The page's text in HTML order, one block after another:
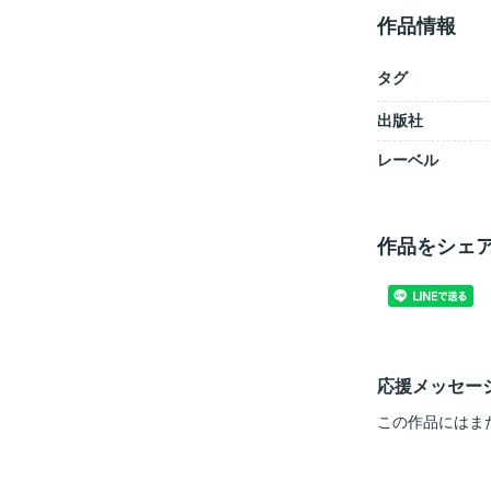
作品情報
タグ
出版社
レーベル
作品をシェ
応援メッセー
この作品にはま